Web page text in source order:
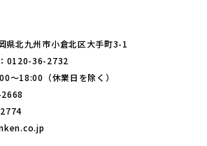
県北九州市小倉北区大手町3-1
0120-36-2732
～18:00（休業日を除く）